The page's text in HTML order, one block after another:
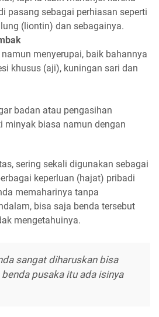
pasang sebagai perhiasan seperti
(liontin) dan sebagainya.
menyerupai, baik bahannya
khusus (aji), kuningan sari dan
badan atau pengasihan
minyak biasa namun dengan
sering sekali digunakan sebagai
keperluan (hajat) pribadi
memaharinya tanpa
bisa saja benda tersebut
mengetahuinya.
sangat diharuskan bisa
pusaka itu ada isinya